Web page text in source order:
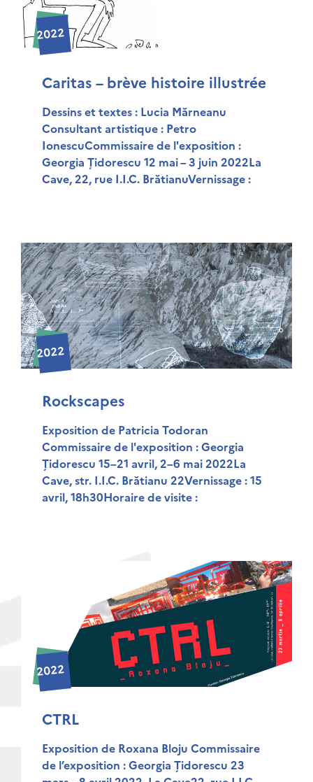
2022
Caritas – brève histoire illustrée
Dessins et textes : Lucia Mărneanu
Consultant artistique : Petro
IonescuCommissaire de l'exposition :
Georgia Țidorescu 12 mai – 3 juin 2022La
Cave, 22, rue I.I.C. BrătianuVernissage :
2022
Rockscapes
Exposition de Patricia Todoran
Commissaire de l'exposition : Georgia
Țidorescu 15–21 avril, 2–6 mai 2022La
Cave, str. I.I.C. Brătianu 22Vernissage : 15
avril, 18h30Horaire de visite :
2022
CTRL
Exposition de Roxana Bloju Commissaire
de l’exposition : Georgia Țidorescu 23